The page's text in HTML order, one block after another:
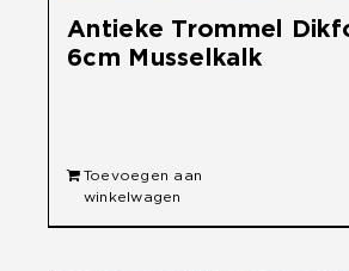
Antieke Trommel
6cm Musselkalk
Toevoegen aan
winkelwagen